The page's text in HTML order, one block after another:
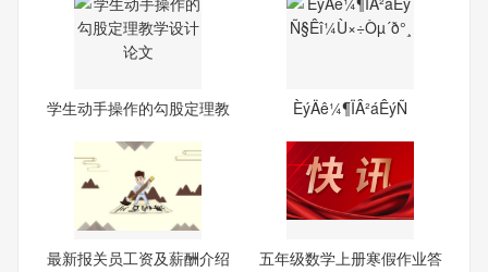
学生动手操作的勾股定理教
ÈýÄê¼¶ÏÂ²áÊýÑ
最新报关员工资及薪酬介绍
五年级数学上册寒假作业答